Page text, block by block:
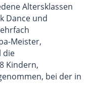
Altersklassen
Dance und
Meister,
die
Kindern,
bei der in